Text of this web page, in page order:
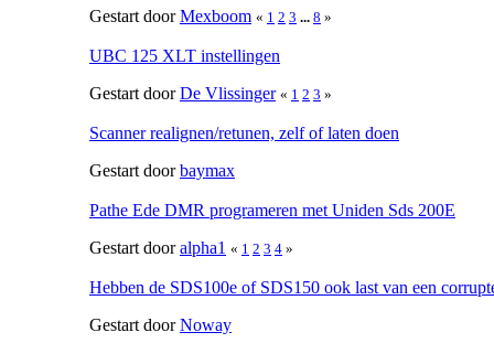
Gestart doorMexboom « 1 2 3 ... 8 »
UBC 125 XLT instellingen
Gestart doorDe Vlissinger « 1 2 3 »
Scanner realignen/retunen, zelf of laten doen
Gestart doorbaymax
Pathe Ede DMR programeren met Uniden Sds 200E
Gestart dooralpha1 « 1 2 3 4 »
Hebben de SDS100e of SDS150 ook last van een
Gestart doorNoway